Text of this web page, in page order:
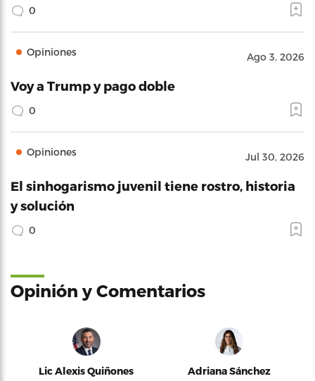
0
Opiniones Ago 3, 2026
Voy a Trump y pago doble
0
Opiniones Jul 30, 2026
El sinhogarismo juvenil tiene rostro, historia
y solución
0
Opinión y Comentarios
Lic Alexis Quiñones Adriana Sánchez